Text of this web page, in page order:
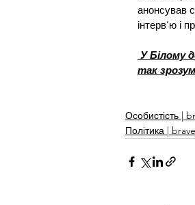
анонсував
інтерв’ю і
У Білому
так
Особистість |
Політика |